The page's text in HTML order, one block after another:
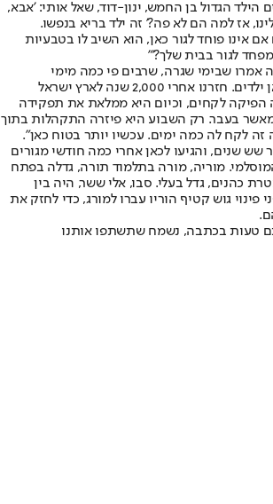
הילד הגדול בן החמש, ינון-דוד, שאל אותי: 'אבא,
אז למה הם לא פה?' זה ילד בריא בנפשו.
אינו פוחד לגור כאן, הוא השיב לו בטבעיות
לגור בבית שלך?'"
אמרו שבימי שגרה, שרבים פי כמה מימי
פורענות, "נעים לגדל כאן ילדים. חזרנו אחרי 2,000 שנה לארץ ישראל
הפיקה לקחים, וכיום היא ממלאת את תפקידה
בעבר. רק השבוע היא פיזרה התקהלות בתוך
זה לקח לה כמה ימים. עכשיו יותר בטוח כאן".
שנים, והגיעו לכאן אחרי כמה חודשי מגורים
מוריה, מורה בתלמוד תורה, גדלה בפתח
כהנים, גדל בעלי. סבו, אלי ששר, היה בין
פינוי גוש קטיף הוריו עברו למורג, כדי לחזק את
טעות בכתבה, נשמח שתשתפו אותנו